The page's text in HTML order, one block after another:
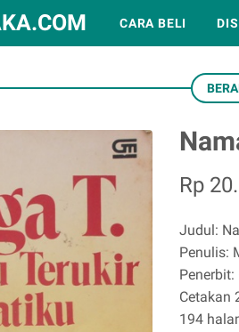
CARA BELI
Rp
Judul:
Penulis:
Penerbit:
Cetakan
194